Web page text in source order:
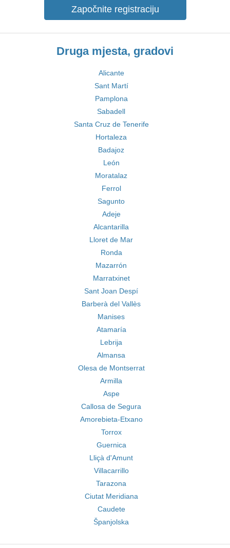
Započnite registraciju
Druga mjesta, gradovi
Alicante
Sant Martí
Pamplona
Sabadell
Santa Cruz de Tenerife
Hortaleza
Badajoz
León
Moratalaz
Ferrol
Sagunto
Adeje
Alcantarilla
Lloret de Mar
Ronda
Mazarrón
Marratxinet
Sant Joan Despí
Barberà del Vallès
Manises
Atamaría
Lebrija
Almansa
Olesa de Montserrat
Armilla
Aspe
Callosa de Segura
Amorebieta-Etxano
Torrox
Guernica
Lliçà d'Amunt
Villacarrillo
Tarazona
Ciutat Meridiana
Caudete
Španjolska